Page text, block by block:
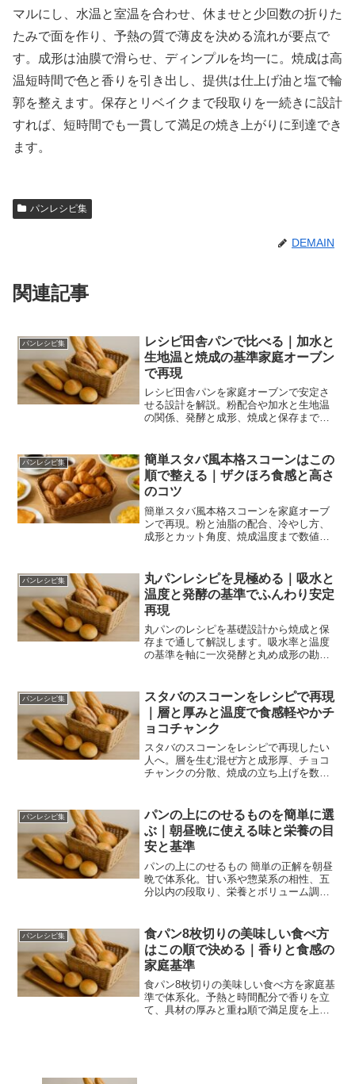
マルにし、水温と室温を合わせ、休ませと少回数の折りた
たみで面を作り、予熱の質で薄皮を決める流れが要点で
す。成形は油膜で滑らせ、ディンプルを均一に。焼成は高
温短時間で色と香りを引き出し、提供は仕上げ油と塩で輪
郭を整えます。保存とリベイクまで段取りを一続きに設計
すれば、短時間でも一貫して満足の焼き上がりに到達でき
ます。
パンレシピ集
DEMAIN
関連記事
パンレシピ集
レシピ田舎パンで比べる｜加水と
生地温と焼成の基準家庭オーブン
で再現
レシピ田舎パンを家庭オーブンで安定さ
せる設計を解説。粉配合や加水と生地温
の関係、発酵と成形、焼成と保存まで具
パンレシピ集
簡単スタバ風本格スコーンはこの
順で整える｜ザクほろ食感と高さ
のコツ
簡単スタバ風本格スコーンを家庭オーブ
ンで再現。粉と油脂の配合、冷やし方、
成形とカット角度、焼成温度まで数値と
す。
パンレシピ集
丸パンレシピを見極める｜吸水と
温度と発酵の基準でふんわり安定
再現
丸パンのレシピを基礎設計から焼成と保
存まで通して解説します。吸水率と温度
の基準を軸に一次発酵と丸め成形の勘ど
度でも再現できるようになります。
パンレシピ集
スタバのスコーンをレシピで再現
｜層と厚みと温度で食感軽やかチ
ョコチャンク
スタバのスコーンをレシピで再現したい
人へ。層を生む混ぜ方と成形厚、チョコ
チャンクの分散、焼成の立ち上げを数値
パンレシピ集
パンの上にのせるものを簡単に選
ぶ｜朝昼晩に使える味と栄養の目
安と基準
パンの上にのせるもの 簡単の正解を朝昼
晩で体系化。甘い系や惣菜系の相性、五
分以内の段取り、栄養とボリューム調
る基準が身につきます。
パンレシピ集
食パン8枚切りの美味しい食べ方
はこの順で決める｜香りと食感の
家庭基準
食パン8枚切りの美味しい食べ方を家庭基
準で体系化。予熱と時間配分で香りを立
て、具材の厚みと重ね順で満足度を上